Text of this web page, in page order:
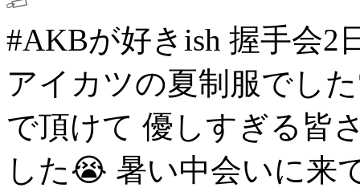
#AKBが好きish 握手会2
アイカツの夏制服でし
で頂けて 優しすぎる皆
した😭 暑い中会いに来